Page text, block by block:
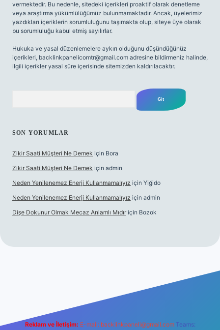
vermektedir. Bu nedenle, sitedeki içerikleri proaktif olarak denetleme
veya araştırma yükümlülüğümüz bulunmamaktadır. Ancak, üyelerimiz
yazdıkları içeriklerin sorumluluğunu taşımakta olup, siteye üye olarak
bu sorumluluğu kabul etmiş sayılırlar.
Hukuka ve yasal düzenlemelere aykırı olduğunu düşündüğünüz
içerikleri, backlinkpanelicomtr@gmail.com adresine bildirmeniz halinde,
ilgili içerikler yasal süre içerisinde sitemizden kaldırılacaktır.
SON YORUMLAR
Zikir Saati Müşteri Ne Demek için Bora
Zikir Saati Müşteri Ne Demek için admin
Neden Yenilenemez Enerji Kullanmamalıyız için Yiğido
Neden Yenilenemez Enerji Kullanmamalıyız için admin
Dişe Dokunur Olmak Mecaz Anlamlı Mıdır için Bozok
Reklam ve İletişim: E-mail: backlinkpaneli@gmail.com Teams: